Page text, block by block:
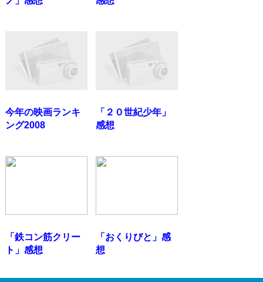
今年の映画ランキ
ング2008
「２０世紀少年」
感想
「鉄コン筋クリー
ト」感想
「おくりびと」感
想